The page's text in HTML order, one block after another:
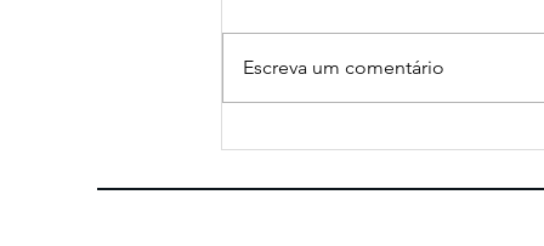
Aprender a Olhar: Rendez-
Jardim das Tulherias
Escreva um comentário